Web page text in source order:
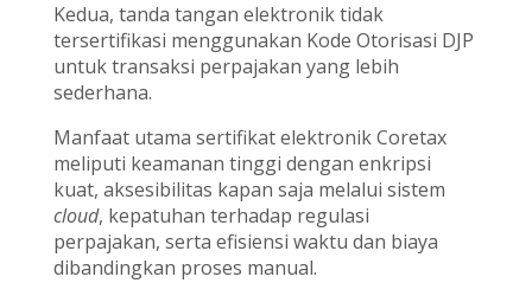
Kedua, tanda tangan elektronik tidak
tersertifikasi menggunakan Kode Otorisasi DJP
untuk transaksi perpajakan yang lebih
sederhana.
Manfaat utama sertifikat elektronik Coretax
meliputi keamanan tinggi dengan enkripsi
kuat, aksesibilitas kapan saja melalui sistem
cloud, kepatuhan terhadap regulasi
perpajakan, serta efisiensi waktu dan biaya
dibandingkan proses manual.